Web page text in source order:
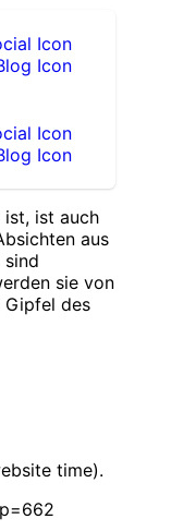
ist, ist auch
aus
sind
sie von
Gipfel des
time).